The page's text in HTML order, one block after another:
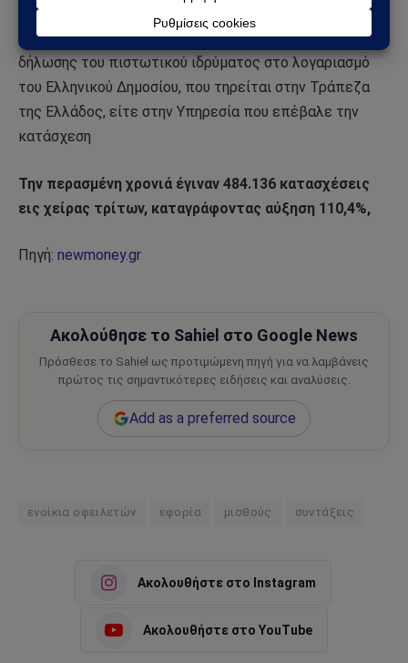
οφειλής κατασχετηρίου (ΤΟΚ). Η απόδοση διενεργείται
εντός δέκα εργάσιμων ημερών από την υποβολή της
δήλωσης του πιστωτικού ιδρύματος στο λογαριασμό
του Ελληνικού Δημοσίου, που τηρείται στην Τράπεζα
της Ελλάδος, είτε στην Υπηρεσία που επέβαλε την
κατάσχεση
Την περασμένη χρονιά έγιναν 484.136 κατασχέσεις
εις χείρας τρίτων, καταγράφοντας αύξηση 110,4%,
Πηγή: newmoney.gr
Ακολούθησε το Sahiel στο Google News
Πρόσθεσε το Sahiel ως προτιμώμενη πηγή για να λαμβάνεις
πρώτος τις σημαντικότερες ειδήσεις και αναλύσεις.
Add as a preferred source
ενοίκια οφειλετών εφορία μισθούς συντάξεις
Ακολουθήστε στο Instagram
Ακολουθήστε στο YouTube